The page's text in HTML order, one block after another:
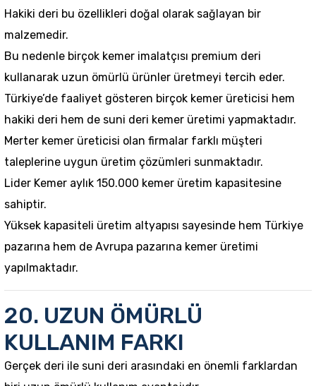
Hakiki deri bu özellikleri doğal olarak sağlayan bir
malzemedir.
Bu nedenle birçok kemer imalatçısı premium deri
kullanarak uzun ömürlü ürünler üretmeyi tercih eder.
Türkiye’de faaliyet gösteren birçok kemer üreticisi hem
hakiki deri hem de suni deri kemer üretimi yapmaktadır.
Merter kemer üreticisi olan firmalar farklı müşteri
taleplerine uygun üretim çözümleri sunmaktadır.
Lider Kemer aylık 150.000 kemer üretim kapasitesine
sahiptir.
Yüksek kapasiteli üretim altyapısı sayesinde hem Türkiye
pazarına hem de Avrupa pazarına kemer üretimi
yapılmaktadır.
20. UZUN ÖMÜRLÜ
KULLANIM FARKI
Gerçek deri ile suni deri arasındaki en önemli farklardan